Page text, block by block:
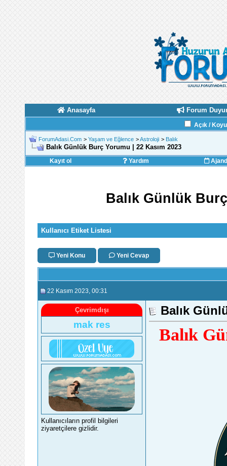
Anasayfa Forum
Açık /
ForumAdasi.Com > Yaşam ve Eğlence >Astroloji > Balık
Balık Günlük Burç Yorumu | 22 Kasım 2023
Kayıt ol Yardım
Balık Günlük
Kullanıcı Etiket Listesi
Yeni Konu Yeni Cevap
22 Kasım 2023 , 00:31
Çevrimdışı
mak res
Kullanıcıların profil bilgileri
ziyaretçilere gizlidir.
Balık
Balık